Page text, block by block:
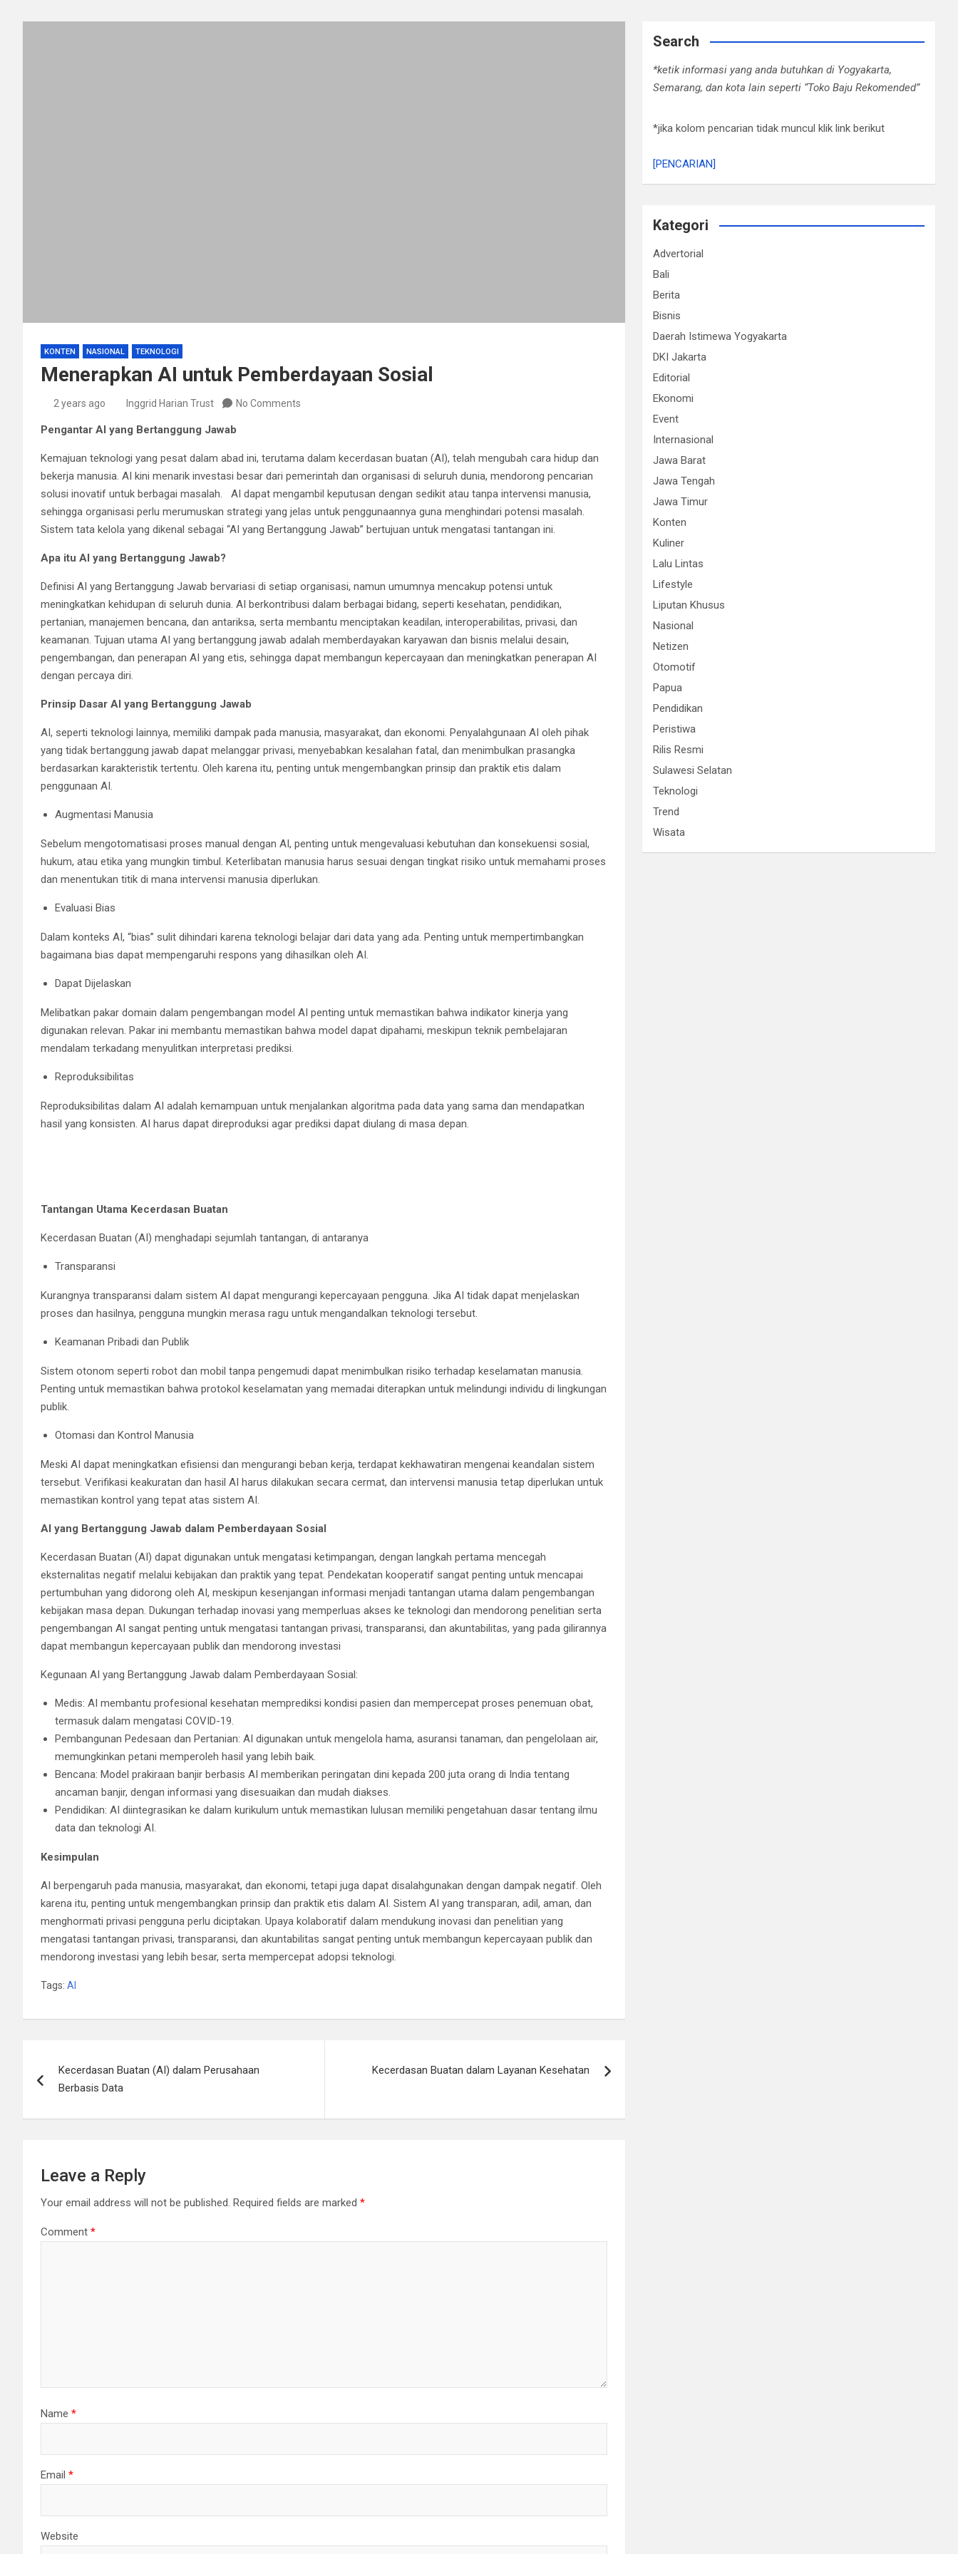
KONTEN NASIONAL TEKNOLOGI
Menerapkan AI untuk Pemberdayaan Sosial
2 years ago Inggrid Harian Trust No Comments
Pengantar AI yang Bertanggung Jawab
Kemajuan teknologi yang pesat dalam abad ini, terutama dalam kecerdasan buatan (AI), telah mengubah cara hidup dan
bekerja manusia. AI kini menarik investasi besar dari pemerintah dan organisasi di seluruh dunia, mendorong pencarian
solusi inovatif untuk berbagai masalah. AI dapat mengambil keputusan dengan sedikit atau tanpa intervensi manusia,
sehingga organisasi perlu merumuskan strategi yang jelas untuk penggunaannya guna menghindari potensi masalah.
Sistem tata kelola yang dikenal sebagai “AI yang Bertanggung Jawab” bertujuan untuk mengatasi tantangan ini.
Apa itu AI yang Bertanggung Jawab?
Definisi AI yang Bertanggung Jawab bervariasi di setiap organisasi, namun umumnya mencakup potensi untuk
meningkatkan kehidupan di seluruh dunia. AI berkontribusi dalam berbagai bidang, seperti kesehatan, pendidikan,
pertanian, manajemen bencana, dan antariksa, serta membantu menciptakan keadilan, interoperabilitas, privasi, dan
keamanan. Tujuan utama AI yang bertanggung jawab adalah memberdayakan karyawan dan bisnis melalui desain,
pengembangan, dan penerapan AI yang etis, sehingga dapat membangun kepercayaan dan meningkatkan penerapan AI
dengan percaya diri.
Prinsip Dasar AI yang Bertanggung Jawab
AI, seperti teknologi lainnya, memiliki dampak pada manusia, masyarakat, dan ekonomi. Penyalahgunaan AI oleh pihak
yang tidak bertanggung jawab dapat melanggar privasi, menyebabkan kesalahan fatal, dan menimbulkan prasangka
berdasarkan karakteristik tertentu. Oleh karena itu, penting untuk mengembangkan prinsip dan praktik etis dalam
penggunaan AI.
Augmentasi Manusia
Sebelum mengotomatisasi proses manual dengan AI, penting untuk mengevaluasi kebutuhan dan konsekuensi sosial,
hukum, atau etika yang mungkin timbul. Keterlibatan manusia harus sesuai dengan tingkat risiko untuk memahami proses
dan menentukan titik di mana intervensi manusia diperlukan.
Evaluasi Bias
Dalam konteks AI, “bias” sulit dihindari karena teknologi belajar dari data yang ada. Penting untuk mempertimbangkan
bagaimana bias dapat mempengaruhi respons yang dihasilkan oleh AI.
Dapat Dijelaskan
Melibatkan pakar domain dalam pengembangan model AI penting untuk memastikan bahwa indikator kinerja yang
digunakan relevan. Pakar ini membantu memastikan bahwa model dapat dipahami, meskipun teknik pembelajaran
mendalam terkadang menyulitkan interpretasi prediksi.
Reproduksibilitas
Reproduksibilitas dalam AI adalah kemampuan untuk menjalankan algoritma pada data yang sama dan mendapatkan
hasil yang konsisten. AI harus dapat direproduksi agar prediksi dapat diulang di masa depan.
Tantangan Utama Kecerdasan Buatan
Kecerdasan Buatan (AI) menghadapi sejumlah tantangan, di antaranya
Transparansi
Kurangnya transparansi dalam sistem AI dapat mengurangi kepercayaan pengguna. Jika AI tidak dapat menjelaskan
proses dan hasilnya, pengguna mungkin merasa ragu untuk mengandalkan teknologi tersebut.
Keamanan Pribadi dan Publik
Sistem otonom seperti robot dan mobil tanpa pengemudi dapat menimbulkan risiko terhadap keselamatan manusia.
Penting untuk memastikan bahwa protokol keselamatan yang memadai diterapkan untuk melindungi individu di lingkungan
publik.
Otomasi dan Kontrol Manusia
Meski AI dapat meningkatkan efisiensi dan mengurangi beban kerja, terdapat kekhawatiran mengenai keandalan sistem
tersebut. Verifikasi keakuratan dan hasil AI harus dilakukan secara cermat, dan intervensi manusia tetap diperlukan untuk
memastikan kontrol yang tepat atas sistem AI.
AI yang Bertanggung Jawab dalam Pemberdayaan Sosial
Kecerdasan Buatan (AI) dapat digunakan untuk mengatasi ketimpangan, dengan langkah pertama mencegah
eksternalitas negatif melalui kebijakan dan praktik yang tepat. Pendekatan kooperatif sangat penting untuk mencapai
pertumbuhan yang didorong oleh AI, meskipun kesenjangan informasi menjadi tantangan utama dalam pengembangan
kebijakan masa depan. Dukungan terhadap inovasi yang memperluas akses ke teknologi dan mendorong penelitian serta
pengembangan AI sangat penting untuk mengatasi tantangan privasi, transparansi, dan akuntabilitas, yang pada gilirannya
dapat membangun kepercayaan publik dan mendorong investasi
Kegunaan AI yang Bertanggung Jawab dalam Pemberdayaan Sosial:
Medis: AI membantu profesional kesehatan memprediksi kondisi pasien dan mempercepat proses penemuan obat,
termasuk dalam mengatasi COVID-19.
Pembangunan Pedesaan dan Pertanian: AI digunakan untuk mengelola hama, asuransi tanaman, dan pengelolaan air,
memungkinkan petani memperoleh hasil yang lebih baik.
Bencana: Model prakiraan banjir berbasis AI memberikan peringatan dini kepada 200 juta orang di India tentang
ancaman banjir, dengan informasi yang disesuaikan dan mudah diakses.
Pendidikan: AI diintegrasikan ke dalam kurikulum untuk memastikan lulusan memiliki pengetahuan dasar tentang ilmu
data dan teknologi AI.
Kesimpulan
AI berpengaruh pada manusia, masyarakat, dan ekonomi, tetapi juga dapat disalahgunakan dengan dampak negatif. Oleh
karena itu, penting untuk mengembangkan prinsip dan praktik etis dalam AI. Sistem AI yang transparan, adil, aman, dan
menghormati privasi pengguna perlu diciptakan. Upaya kolaboratif dalam mendukung inovasi dan penelitian yang
mengatasi tantangan privasi, transparansi, dan akuntabilitas sangat penting untuk membangun kepercayaan publik dan
mendorong investasi yang lebih besar, serta mempercepat adopsi teknologi.
Tags: AI
navigation
Kecerdasan Buatan (AI) dalam Perusahaan
Berbasis Data
Kecerdasan Buatan dalam Layanan Kesehatan
Leave a Reply
Your email address will not be published. Required fields are marked *
Comment *
Name *
Email *
Website
Search
*ketik informasi yang anda butuhkan di Yogyakarta,
Semarang, dan kota lain seperti “Toko Baju Rekomended”
*jika kolom pencarian tidak muncul klik link berikut
[PENCARIAN]
Kategori
Advertorial
Bali
Berita
Bisnis
Daerah Istimewa Yogyakarta
DKI Jakarta
Editorial
Ekonomi
Event
Internasional
Jawa Barat
Jawa Tengah
Jawa Timur
Konten
Kuliner
Lalu Lintas
Lifestyle
Liputan Khusus
Nasional
Netizen
Otomotif
Papua
Pendidikan
Peristiwa
Rilis Resmi
Sulawesi Selatan
Teknologi
Trend
Wisata